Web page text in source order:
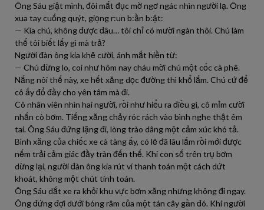
Ông Sáu giật mình, đôi mắt đục mờ ngơ ngác nhìn người lạ. Ông
xua tay cuống quýt, giọng r:un b:ần b:ật:
— Kìa chú, không được đâu… tôi chỉ có mười ngàn thôi. Chú làm
thế tôi biết lấy gì mà trả?
Người đàn ông kia khẽ cười, ánh mắt hiền từ:
— Chú đừng lo, coi như hôm nay cháu mời chú một cốc cà phê.
Nắng nôi thế này, xe hết xăng dọc đường thì khổ lắm. Chú cứ để
cô ấy đổ đầy cho yên tâm mà đi.
Cô nhân viên nhìn hai người, rồi như hiểu ra điều gì, cô mỉm cười
nhấn cò bơm. Tiếng xăng chảy róc rách vào bình nghe thật êm
tai. Ông Sáu đứng lặng đi, lòng trào dâng một cảm xúc khó tả.
Bình xăng của chiếc xe cà tàng ấy, có lẽ đã lâu lắm rồi mới được
nếm trải cảm giác đầy tràn đến thế. Khi con số trên trụ bơm
dừng lại, người đàn ông kia rút ví thanh toán một cách dứt
khoát, không một chút tính toán.
Ông Sáu dắt xe ra khỏi khu vực bơm xăng nhưng không đi ngay.
Ông đứng đợi dưới bóng râm của một tán cây gần đó. Khi người